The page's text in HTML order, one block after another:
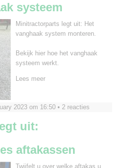
systeem
Minitractorparts legt uit: Het
vanghaak system monteren.
Bekijk hier hoe het vanghaak
systeem werkt.
Lees meer
2023 om 16:50 • 2 reacties
uit:
aftakassen
Twijfelt u over welke aftakas u